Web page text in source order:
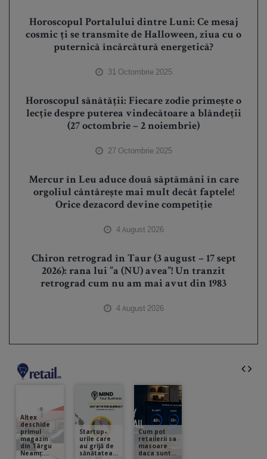
Horoscopul Portalului dintre Luni: Ce mesaj
cosmic ți se transmite de Halloween, ziua cu o
puternică încărcătură energetică?
31 Octombrie 2025
Horoscopul sănătății: Fiecare zodie primește o
lecție despre puterea vindecătoare a blândeții
(27 octombrie – 2 noiembrie)
27 Octombrie 2025
Mercur în Leu aduce două săptămâni în care
orgoliul cântărește mai mult decât faptele!
Orice dezacord devine competiție
4 August 2026
Chiron retrograd în Taur (3 august – 17 sept
2026): rana lui ”a (NU) avea”! Un tranzit
retrograd cum nu am mai avut din 1983
4 August 2026